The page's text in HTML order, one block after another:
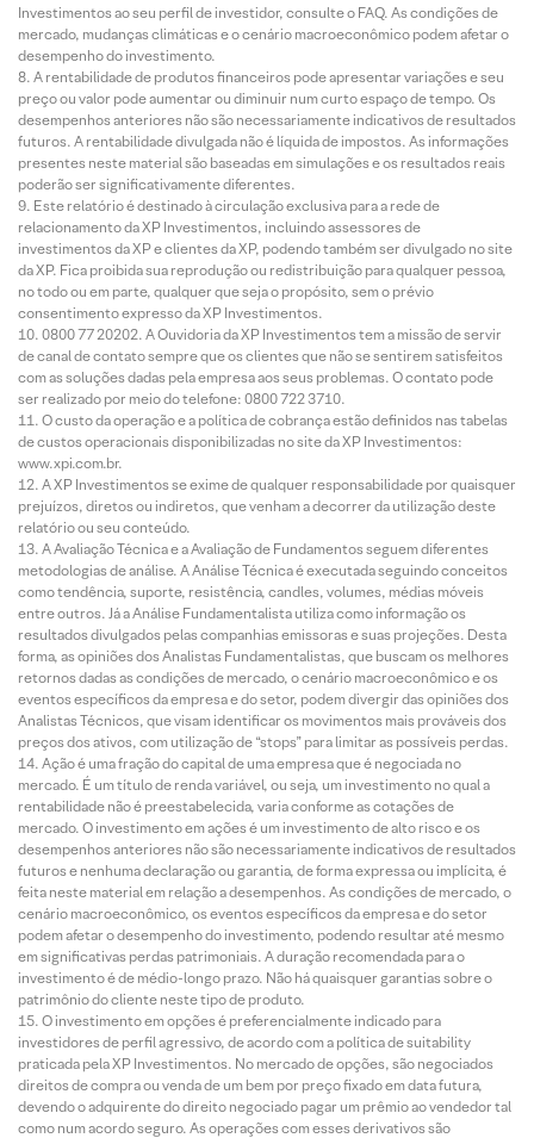
Investimentos ao seu perfil de investidor, consulte o FAQ. As condições de
mercado, mudanças climáticas e o cenário macroeconômico podem afetar o
desempenho do investimento.
A rentabilidade de produtos financeiros pode apresentar variações e seu
preço ou valor pode aumentar ou diminuir num curto espaço de tempo. Os
desempenhos anteriores não são necessariamente indicativos de resultados
futuros. A rentabilidade divulgada não é líquida de impostos. As informações
presentes neste material são baseadas em simulações e os resultados reais
poderão ser significativamente diferentes.
Este relatório é destinado à circulação exclusiva para a rede de
relacionamento da XP Investimentos, incluindo assessores de
investimentos da XP e clientes da XP, podendo também ser divulgado no site
da XP. Fica proibida sua reprodução ou redistribuição para qualquer pessoa,
no todo ou em parte, qualquer que seja o propósito, sem o prévio
consentimento expresso da XP Investimentos.
0800 77 20202. A Ouvidoria da XP Investimentos tem a missão de servir
de canal de contato sempre que os clientes que não se sentirem satisfeitos
com as soluções dadas pela empresa aos seus problemas. O contato pode
ser realizado por meio do telefone: 0800 722 3710.
O custo da operação e a política de cobrança estão definidos nas tabelas
de custos operacionais disponibilizadas no site da XP Investimentos:
www.xpi.com.br.
A XP Investimentos se exime de qualquer responsabilidade por quaisquer
prejuízos, diretos ou indiretos, que venham a decorrer da utilização deste
relatório ou seu conteúdo.
A Avaliação Técnica e a Avaliação de Fundamentos seguem diferentes
metodologias de análise. A Análise Técnica é executada seguindo conceitos
como tendência, suporte, resistência, candles, volumes, médias móveis
entre outros. Já a Análise Fundamentalista utiliza como informação os
resultados divulgados pelas companhias emissoras e suas projeções. Desta
forma, as opiniões dos Analistas Fundamentalistas, que buscam os melhores
retornos dadas as condições de mercado, o cenário macroeconômico e os
eventos específicos da empresa e do setor, podem divergir das opiniões dos
Analistas Técnicos, que visam identificar os movimentos mais prováveis dos
preços dos ativos, com utilização de “stops” para limitar as possíveis perdas.
Ação é uma fração do capital de uma empresa que é negociada no
mercado. É um título de renda variável, ou seja, um investimento no qual a
rentabilidade não é preestabelecida, varia conforme as cotações de
mercado. O investimento em ações é um investimento de alto risco e os
desempenhos anteriores não são necessariamente indicativos de resultados
futuros e nenhuma declaração ou garantia, de forma expressa ou implícita, é
feita neste material em relação a desempenhos. As condições de mercado, o
cenário macroeconômico, os eventos específicos da empresa e do setor
podem afetar o desempenho do investimento, podendo resultar até mesmo
em significativas perdas patrimoniais. A duração recomendada para o
investimento é de médio-longo prazo. Não há quaisquer garantias sobre o
patrimônio do cliente neste tipo de produto.
O investimento em opções é preferencialmente indicado para
investidores de perfil agressivo, de acordo com a política de suitability
praticada pela XP Investimentos. No mercado de opções, são negociados
direitos de compra ou venda de um bem por preço fixado em data futura,
devendo o adquirente do direito negociado pagar um prêmio ao vendedor tal
como num acordo seguro. As operações com esses derivativos são